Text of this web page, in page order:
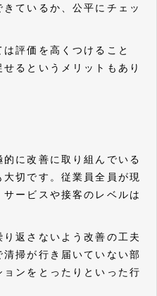
ているか、公平にチェッ
評価を高くつけること
るというメリットもあり
に改善に取り組んでいる
切です。従業員全員が現
ービスや接客のレベルは
返さないよう改善の工夫
掃が行き届いていない部
ンをとったりといった行